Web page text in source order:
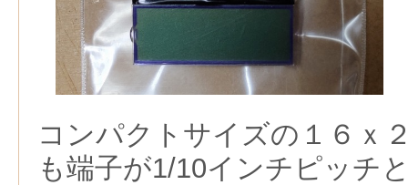
コンパクトサイズの１６ｘ
も端子が1/10インチピッチ